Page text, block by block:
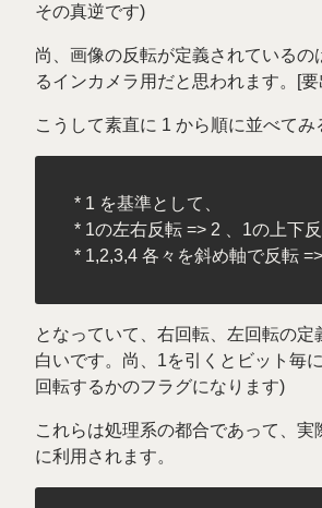
その真逆です)
尚、画像の反転が定義されているの
るインカメラ用だと思われます。[要
こうして素直に 1 から順に並べてみ
* 1 を基準として、
* 1の左右反転 => 2 、1の上下
となっていて、右回転、左回転の定
白いです。尚、1を引くとビット毎
回転するかのフラグになります)
これらは処理系の都合であって、実
に利用されます。